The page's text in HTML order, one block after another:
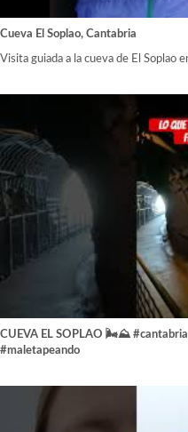
Cueva El Soplao, Cantabria
Visita guiada a la cueva de El Soplao
CUEVA EL SOPLAO 🌬️⛰️
#maletapeando